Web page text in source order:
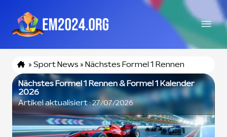
» Sport News » Nächstes Formel 1 Rennen
Nächstes Formel 1 Rennen & Formel 1 Kalender
2026
Artikel aktualisiert :27/07/2026